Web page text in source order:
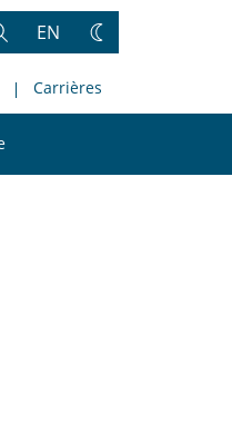
EN
Changez
thème
Carrières
le